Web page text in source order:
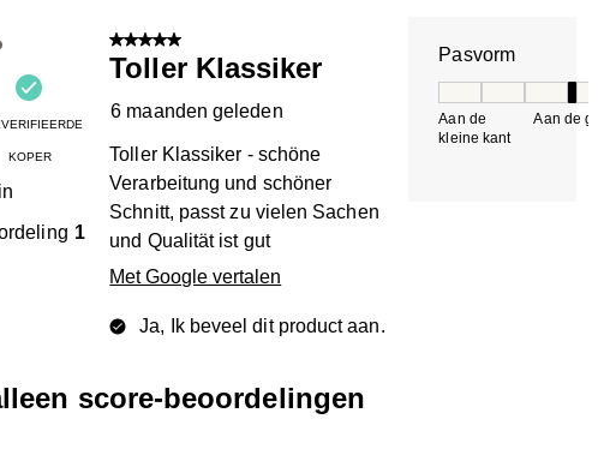
KOPER
1
5 van 5 sterren.
Toller Klassiker
6 maanden geleden
Toller Klassiker - schöne
Verarbeitung und schöner
Schnitt, passt zu vielen Sachen
und Qualität ist gut
Met Google vertalen
Ja, Ik beveel dit product aan.
Pasvorm
Aan de
kleine kant
Aan de
score-beoordelingen